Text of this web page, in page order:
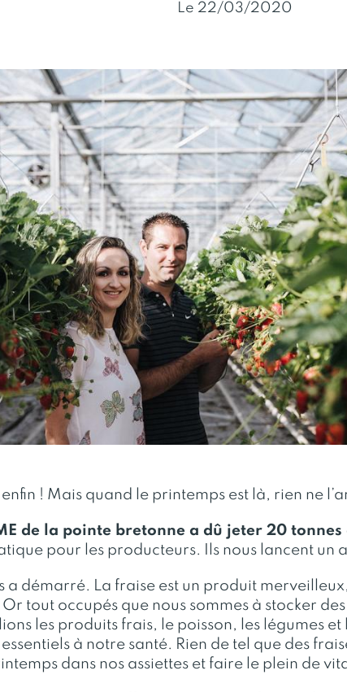
Le 22/03/2020
! Mais quand le printemps est là, rien ne
de la pointe bretonne a dû jeter 20 tonnes
pour les producteurs. Ils nous lancent un
a démarré. La fraise est un produit
tout occupés que nous sommes à stocker
les produits frais, le poisson, les légumes et
à notre santé. Rien de tel que des
dans nos assiettes et faire le plein de